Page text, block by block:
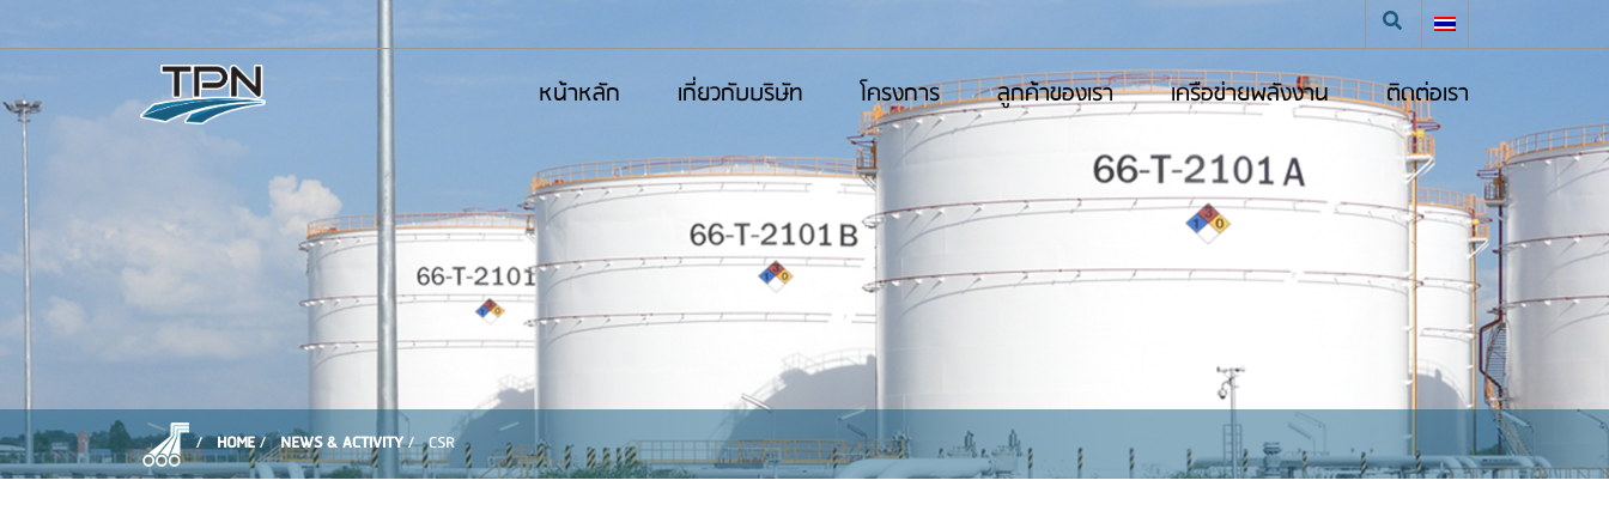
หน้าหลัก เกี่ยวกับบริษัท โครงการ ลูกค้าของเรา เครือข่ายพลังงาน ติดต่อเรา
HOME NEWS & ACTIVITY CSR